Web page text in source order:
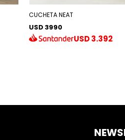
CUCHETA NEAT
USD 3990
USD3.392